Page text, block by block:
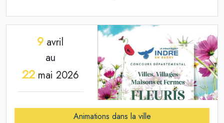
9 avril
au
22mai 2026
Animations dans la ville